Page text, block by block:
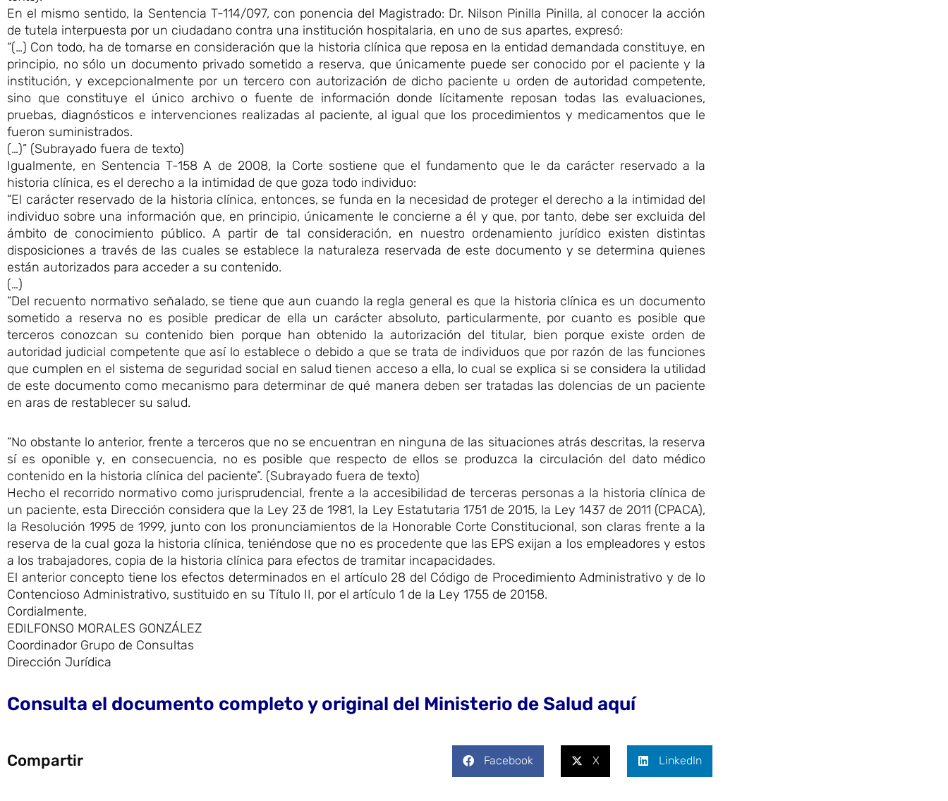
En el mismo sentido, la Sentencia T-114/097, con ponencia del Magistrado: Dr. Nilson Pinilla Pinilla, al conocer la acción
de tutela interpuesta por un ciudadano contra una institución hospitalaria, en uno de sus apartes, expresó:
“(…) Con todo, ha de tomarse en consideración que la historia clínica que reposa en la entidad demandada constituye, en
principio, no sólo un documento privado sometido a reserva, que únicamente puede ser conocido por el paciente y la
institución, y excepcionalmente por un tercero con autorización de dicho paciente u orden de autoridad competente,
sino que constituye el único archivo o fuente de información donde lícitamente reposan todas las evaluaciones,
pruebas, diagnósticos e intervenciones realizadas al paciente, al igual que los procedimientos y medicamentos que le
fueron suministrados.
(…)” (Subrayado fuera de texto)
Igualmente, en Sentencia T-158 A de 2008, la Corte sostiene que el fundamento que le da carácter reservado a la
historia clínica, es el derecho a la intimidad de que goza todo individuo:
“El carácter reservado de la historia clínica, entonces, se funda en la necesidad de proteger el derecho a la intimidad del
individuo sobre una información que, en principio, únicamente le concierne a él y que, por tanto, debe ser excluida del
ámbito de conocimiento público. A partir de tal consideración, en nuestro ordenamiento jurídico existen distintas
disposiciones a través de las cuales se establece la naturaleza reservada de este documento y se determina quienes
están autorizados para acceder a su contenido.
(…)
“Del recuento normativo señalado, se tiene que aun cuando la regla general es que la historia clínica es un documento
sometido a reserva no es posible predicar de ella un carácter absoluto, particularmente, por cuanto es posible que
terceros conozcan su contenido bien porque han obtenido la autorización del titular, bien porque existe orden de
autoridad judicial competente que así lo establece o debido a que se trata de individuos que por razón de las funciones
que cumplen en el sistema de seguridad social en salud tienen acceso a ella, lo cual se explica si se considera la utilidad
de este documento como mecanismo para determinar de qué manera deben ser tratadas las dolencias de un paciente
en aras de restablecer su salud.
“No obstante lo anterior, frente a terceros que no se encuentran en ninguna de las situaciones atrás descritas, la reserva
sí es oponible y, en consecuencia, no es posible que respecto de ellos se produzca la circulación del dato médico
contenido en la historia clínica del paciente”. (Subrayado fuera de texto)
Hecho el recorrido normativo como jurisprudencial, frente a la accesibilidad de terceras personas a la historia clínica de
un paciente, esta Dirección considera que la Ley 23 de 1981, la Ley Estatutaria 1751 de 2015, la Ley 1437 de 2011 (CPACA),
la Resolución 1995 de 1999, junto con los pronunciamientos de la Honorable Corte Constitucional, son claras frente a la
reserva de la cual goza la historia clínica, teniéndose que no es procedente que las EPS exijan a los empleadores y estos
a los trabajadores, copia de la historia clínica para efectos de tramitar incapacidades.
El anterior concepto tiene los efectos determinados en el artículo 28 del Código de Procedimiento Administrativo y de lo
Contencioso Administrativo, sustituido en su Título II, por el artículo 1 de la Ley 1755 de 20158.
Cordialmente,
EDILFONSO MORALES GONZÁLEZ
Coordinador Grupo de Consultas
Dirección Jurídica
Consulta el documento completo y original del Ministerio de Salud aquí
Compartir Facebook X LinkedIn